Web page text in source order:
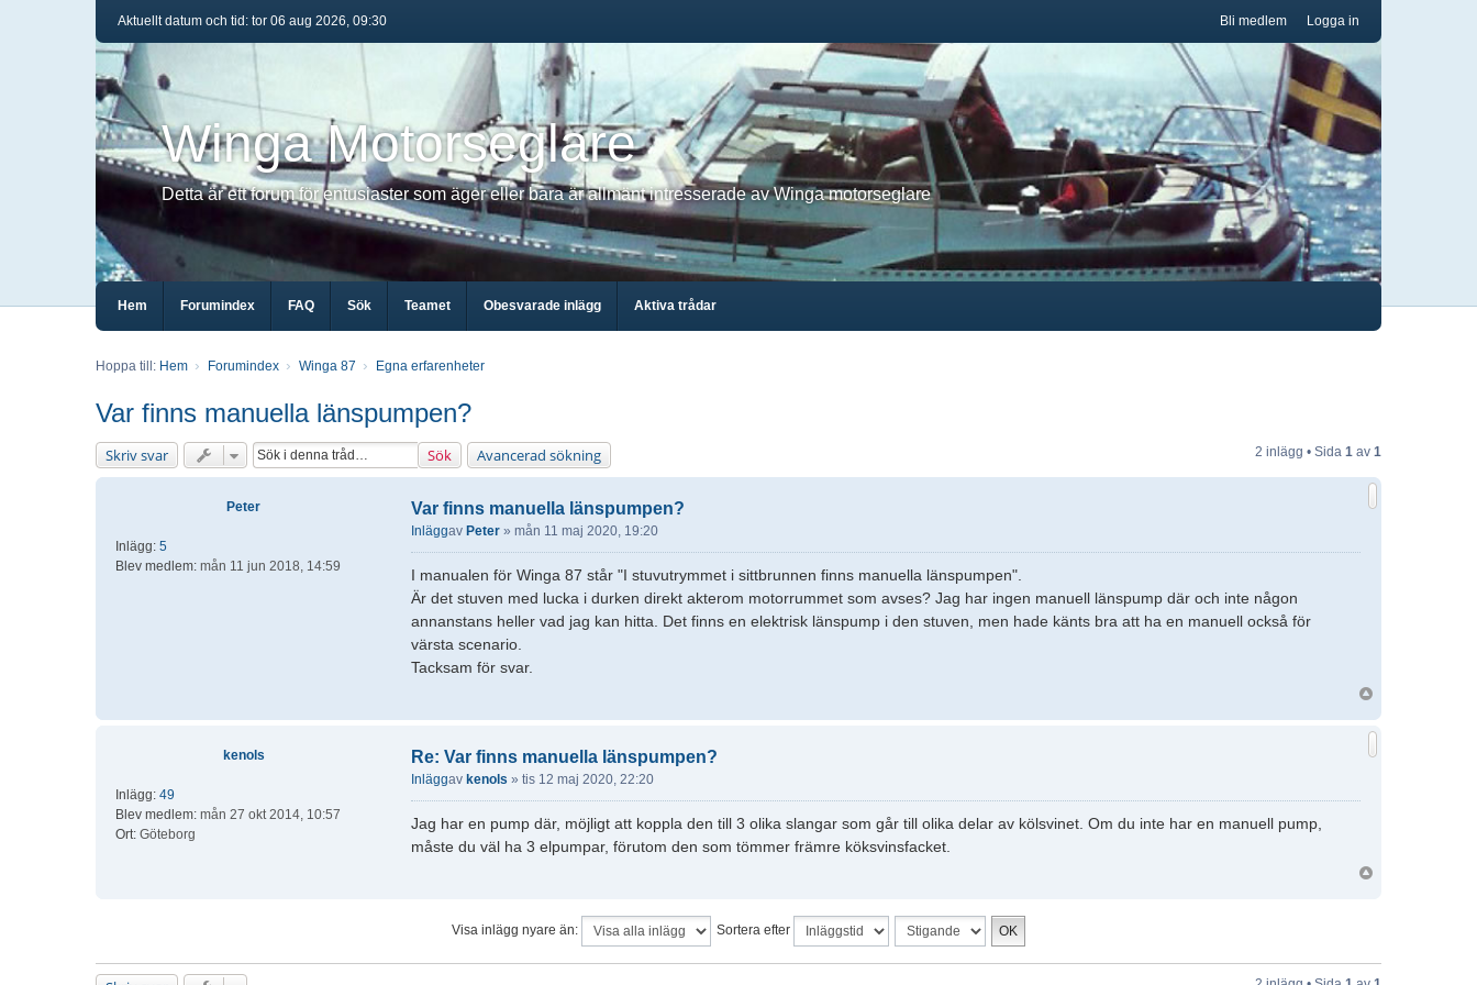
Logga in
Bli medlem
Aktuellt datum och tid: tor 06 aug 2026, 09:30
Winga Motorseglare
Detta är ett forum för entusiaster som äger eller bara är allmänt intresserade av Winga motorseglare
Hem Forumindex FAQ Sök Teamet Obesvarade inlägg Aktiva trådar
Hoppa till: Hem Forumindex Winga 87 Egna erfarenheter
Var finns manuella länspumpen?
Skriv svar Sök Avancerad sökning 2 inlägg • Sida 1 av 1
Peter
Inlägg: 5
Blev medlem: mån 11 jun 2018, 14:59
Var finns manuella länspumpen?
Inläggav Peter » mån 11 maj 2020, 19:20
I manualen för Winga 87 står "I stuvutrymmet i sittbrunnen finns manuella länspumpen".
Är det stuven med lucka i durken direkt akterom motorrummet som avses? Jag har ingen manuell länspump där och inte någon
annanstans heller vad jag kan hitta. Det finns en elektrisk länspump i den stuven, men hade känts bra att ha en manuell också för
värsta scenario.
Tacksam för svar.
kenols
Inlägg: 49
Blev medlem: mån 27 okt 2014, 10:57
Ort: Göteborg
Re: Var finns manuella länspumpen?
Inläggav kenols » tis 12 maj 2020, 22:20
Jag har en pump där, möjligt att koppla den till 3 olika slangar som går till olika delar av kölsvinet. Om du inte har en manuell pump,
måste du väl ha 3 elpumpar, förutom den som tömmer främre köksvinsfacket.
Visa inlägg nyare än: Sortera efter